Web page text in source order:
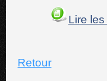
Lire
Retour